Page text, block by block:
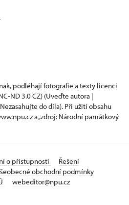
podléhají fotografie a texty licenci
ND 3.0 CZ) (Uveďte autora |
do díla). Při užití obsahu
a „zdroj: Národní památkový
o přístupnosti
Řešení
obchodní podmínky
webeditor@npu.cz